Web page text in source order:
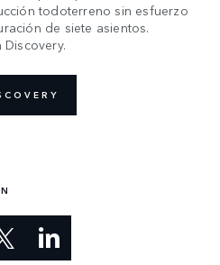
todoterreno sin esfuerzo
de siete asientos.